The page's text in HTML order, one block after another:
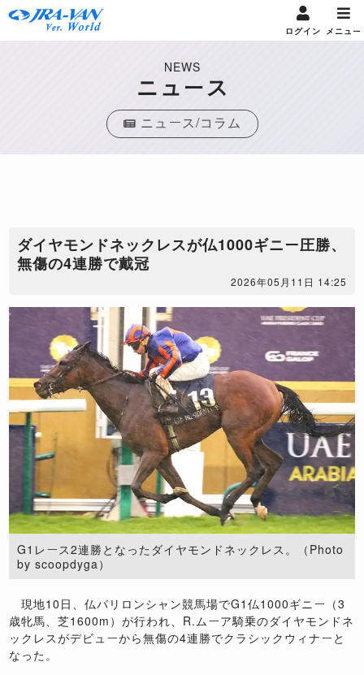
ログイン メニュー
NEWS
ニュース
ニュース/コラム
ダイヤモンドネックレスが仏1000ギニー圧勝、
無傷の4連勝で戴冠
2026年05月11日 14:25
G1レース2連勝となったダイヤモンドネックレス。（Photo
by scoopdyga）
現地10日、仏パリロンシャン競馬場でG1仏1000ギニー（3
歳牝馬、芝1600m）が行われ、R.ムーア騎乗のダイヤモンドネ
ックレスがデビューから無傷の4連勝でクラシックウィナーと
なった。